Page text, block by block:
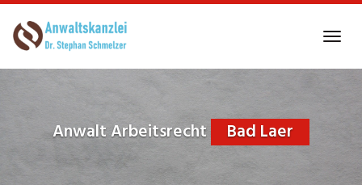
to
Anwalt Arbeitsrecht Bad Laer